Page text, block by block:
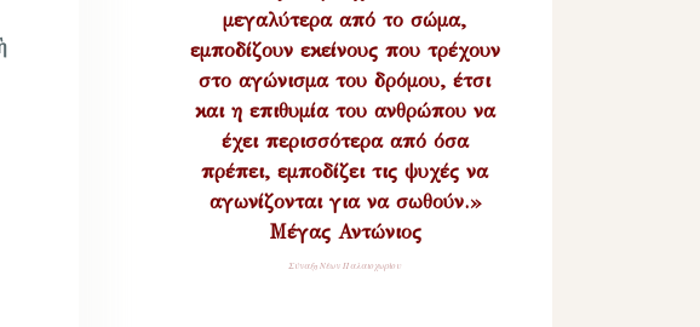
μεγαλύτερα από το σώμα,
εμποδίζουν εκείνους που τρέχουν
στο αγώνισμα του δρόμου, έτσι
και η επιθυμία του ανθρώπου να
έχει περισσότερα από όσα
πρέπει, εμποδίζει τις ψυχές να
αγωνίζονται για να σωθούν.»
Μέγας Αντώνιος
Σύναξη Νέων Παλαιοχωρίου